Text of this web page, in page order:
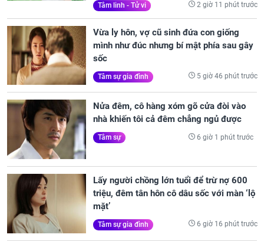
Tâm linh - Tử vi 2 giờ 11 phút trước
Vừa ly hôn, vợ cũ sinh đứa con giống
mình như đúc nhưng bí mật phía sau gây
sốc
Tâm sự gia đình 5 giờ 46 phút trước
Nửa đêm, cô hàng xóm gõ cửa đòi vào
nhà khiến tôi cả đêm chẳng ngủ được
Tâm sự 6 giờ 1 phút trước
Lấy người chồng lớn tuổi để trừ nợ 600
triệu, đêm tân hôn cô dâu sốc với màn ‘lộ
mặt’
Tâm sự gia đình 6 giờ 16 phút trước